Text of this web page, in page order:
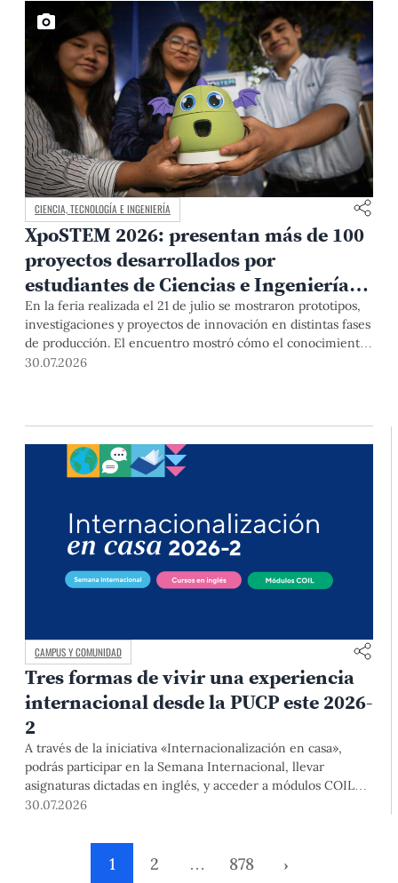
CIENCIA, TECNOLOGÍA E INGENIERÍA
XpoSTEM 2026: presentan más de 100
proyectos desarrollados por
estudiantes de Ciencias e Ingeniería
PUCP orientados a atender
necesidades del país
En la feria realizada el 21 de julio se mostraron prototipos,
investigaciones y proyectos de innovación en distintas fases
de producción. El encuentro mostró cómo el conocimiento
adquirido en las aulas puede responder a desafíos concretos
30.07.2026
CAMPUS Y COMUNIDAD
Tres formas de vivir una experiencia
internacional desde la PUCP este 2026-
2
A través de la iniciativa «Internacionalización en casa»,
podrás participar en la Semana Internacional, llevar
asignaturas dictadas en inglés, y acceder a módulos COIL
junto con estudiantes y docentes de universidades
mediante el Campus Virtual, durante la Matrícula 2026-2.
30.07.2026
1 2 … 878 ›